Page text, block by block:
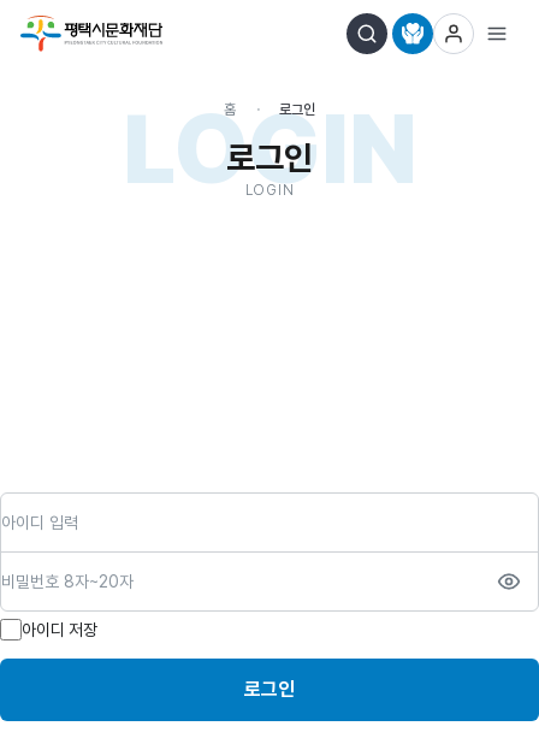
LOGIN
홈 로그인
로그인
LOGIN
아이디 저장
로그인